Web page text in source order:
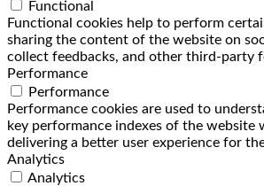
Functional
Functional cookies help to perform
sharing the content of the website on
collect feedbacks, and other third-party
Performance
Performance
Performance cookies are used to
key performance indexes of the website
delivering a better user experience for
Analytics
Analytics